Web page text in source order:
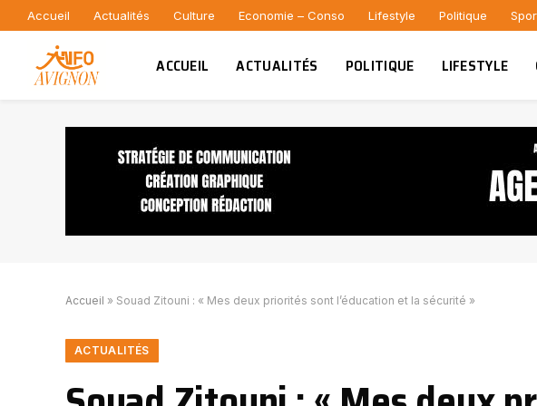
Accueil Actualités Culture Economie – Conso Lifestyle Politique
ACCUEIL ACTUALITÉS POLITIQUE LIFESTYLE
Accueil » Souad Zitouni : « Mes deux priorités sont l’éducation et la sécurité »
ACTUALITÉS